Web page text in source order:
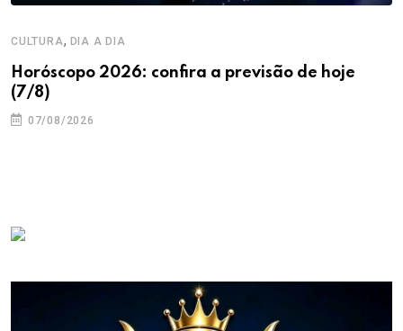
CULTURA, DIA A DIA
Horóscopo 2026: confira a previsão de hoje
(7/8)
07/08/2026